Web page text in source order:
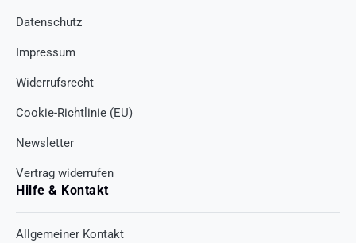
Datenschutz
Impressum
Widerrufsrecht
Cookie-Richtlinie (EU)
Newsletter
Vertrag widerrufen
Hilfe & Kontakt
Allgemeiner Kontakt